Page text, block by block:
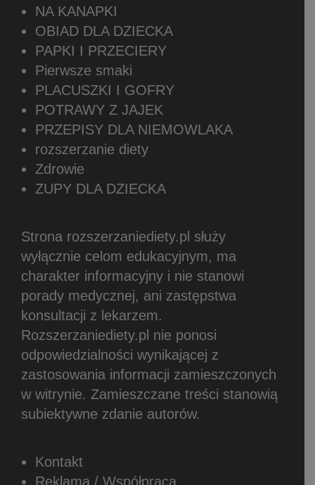
NA KANAPKI
OBIAD DLA DZIECKA
PAPKI I PRZECIERY
Pierwsze smaki
PLACUSZKI I GOFRY
POTRAWY Z JAJEK
PRZEPISY DLA NIEMOWLAKA
rozszerzanie diety
Zdrowie
ZUPY DLA DZIECKA
Strona rozszerzaniediety.pl służy
wyłącznie celom edukacyjnym, ma
charakter informacyjny i nie stanowi
porady medycznej, ani zastępstwa
konsultacji z lekarzem.
Rozszerzaniediety.pl nie ponosi
odpowiedzialności wynikającej z
zastosowania informacji zamieszczonych
w witrynie. Zamieszczane treści stanowią
subiektywne zdanie autorów.
Kontakt
Reklama / Współpraca